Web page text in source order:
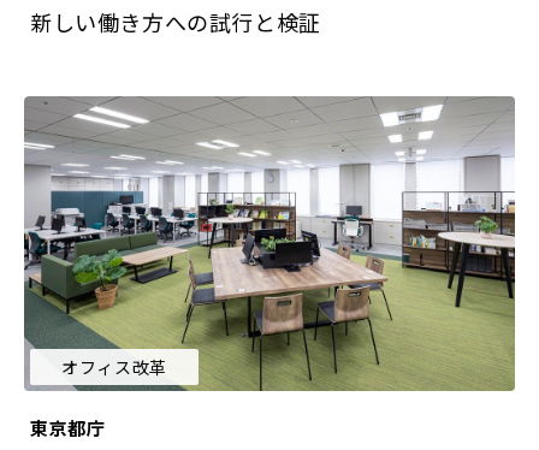
新しい働き方への試行と検証
東京都庁
オフィス改革